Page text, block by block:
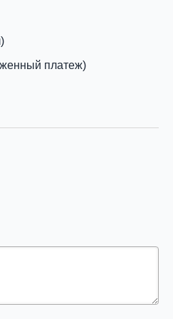
платеж)